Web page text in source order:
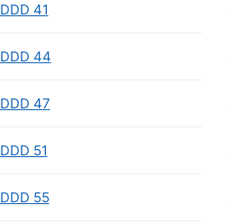
DDD 41
DDD 44
DDD 47
DDD 51
DDD 55